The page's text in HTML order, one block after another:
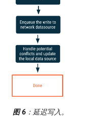
图 6 ：延迟写入。